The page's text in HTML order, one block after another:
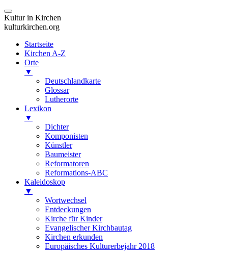
Kultur in Kirchen
kulturkirchen.org
Startseite
Kirchen A-Z
Orte
▼
Deutschlandkarte
Glossar
Lutherorte
Lexikon
▼
Dichter
Komponisten
Künstler
Baumeister
Reformatoren
Reformations-ABC
Kaleidoskop
▼
Wortwechsel
Entdeckungen
Kirche für Kinder
Evangelischer Kirchbautag
Kirchen erkunden
Europäisches Kulturerbejahr 2018